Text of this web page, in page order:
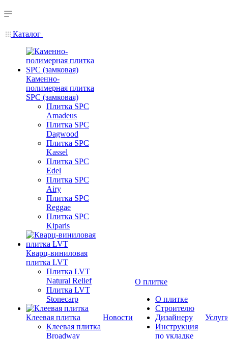
Каталог
Каменно-
полимерная плитка
SPC (замковая)
Плитка SPC
Amadeus
Плитка SPC
Dagwood
Плитка SPC
Kassel
Плитка SPC
Edel
Плитка SPC
Airy
Плитка SPC
Reggae
Плитка SPC
Kiparis
Кварц-виниловая
плитка LVT
Плитка LVT
Natural Relief
Плитка LVT
Stonecarp
Клеевая плитка
Клеевая плитка
Broadway
Новости
О плитке
О плитке
Строителю
Дизайнеру
Инструкция
по укладке